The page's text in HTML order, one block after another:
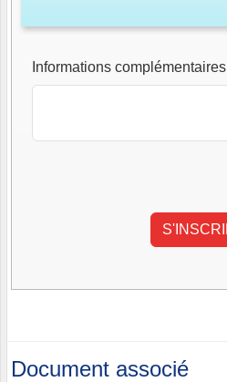
Informations complémentaires
Document associé